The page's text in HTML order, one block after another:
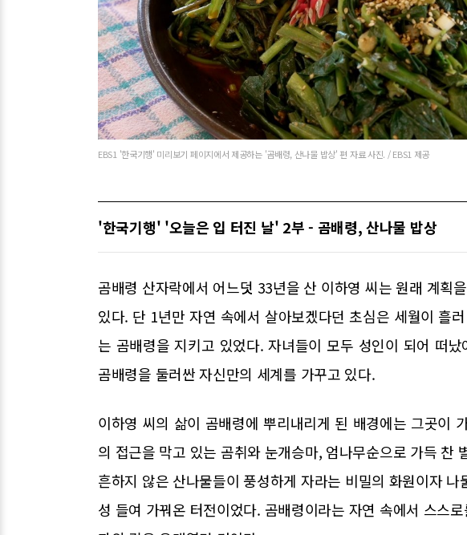
EBS1 '한국기행' 미리보기 페이지에서 제공하는 '곰배령, 산나물 밥상' 편 자료 사진. / EBS1 제공
'한국기행' '오늘은 입 터진 날' 2부 - 곰배령, 산나물 밥상
곰배령 산자락에서 어느덧 33년을 산 이하영 씨는 원래 계획
있다. 단 1년만 자연 속에서 살아보겠다던 초심은 세월이 흘
는 곰배령을 지키고 있었다. 자녀들이 모두 성인이 되어 떠
곰배령을 둘러싼 자신만의 세계를 가꾸고 있다.
이하영 씨의 삶이 곰배령에 뿌리내리게 된 배경에는 그곳이
의 접근을 막고 있는 곰취와 눈개승마, 엄나무순으로 가득 찬
흔하지 않은 산나물들이 풍성하게 자라는 비밀의 화원이자
성 들여 가꿔온 터전이었다. 곰배령이라는 자연 속에서 스스